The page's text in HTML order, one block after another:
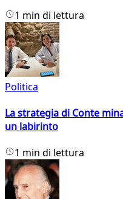
1 min di lettura
Politica
La strategia di Conte
un labirinto
1 min di lettura